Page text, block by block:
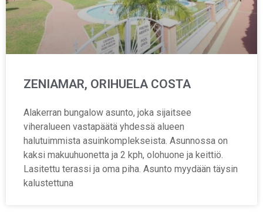
ZENIAMAR, ORIHUELA COSTA
Alakerran bungalow asunto, joka sijaitsee
viheralueen vastapäätä yhdessä alueen
halutuimmista asuinkomplekseista. Asunnossa on
kaksi makuuhuonetta ja 2 kph, olohuone ja keittiö.
Lasitettu terassi ja oma piha. Asunto myydään täysin
kalustettuna